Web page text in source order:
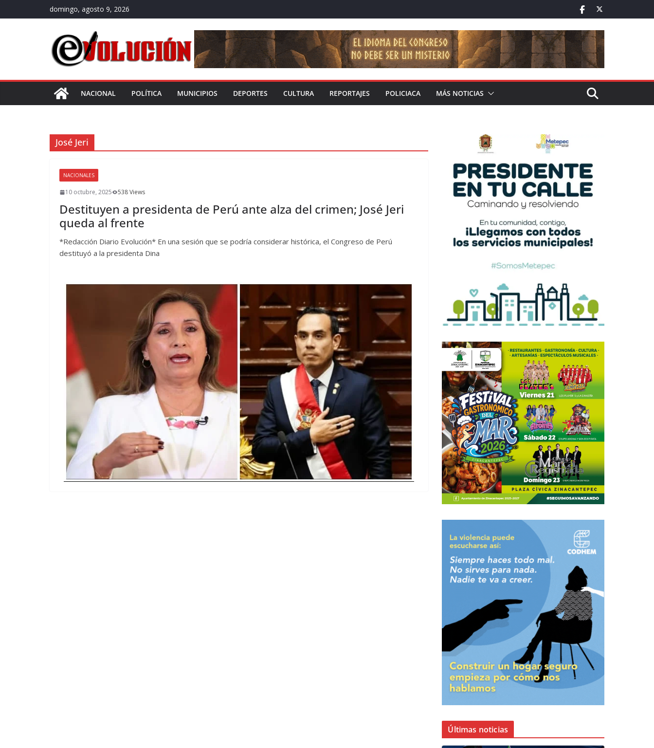
al
domingo, agosto 9, 2026
NACIONAL POLÍTICA MUNICIPIOS DEPORTES CULTURA REPORTAJES POLICIACA MÁS NOTICIAS
José Jeri
NACIONALES
10 octubre, 2025 538 Views
Destituyen a presidenta de Perú ante alza del crimen; José Jeri
queda al frente
*Redacción Diario Evolución* En una sesión que se podría considerar histórica, el Congreso de Perú
destituyó a la presidenta Dina
Últimas noticias